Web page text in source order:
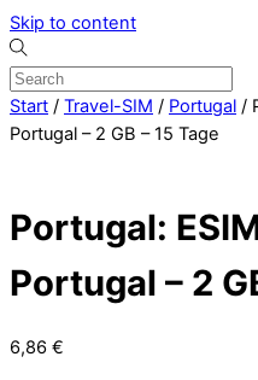
Skip to content
Start / Travel-SIM / Portugal /
Portugal – 2 GB – 15 Tage
Portugal:
Portugal – 2
6,86 €